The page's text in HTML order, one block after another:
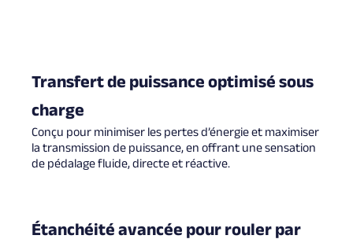
Transfert de puissance optimisé sous
charge
Conçu pour minimiser les pertes d’énergie et maximiser
la transmission de puissance, en offrant une sensation
de pédalage fluide, directe et réactive.
Étanchéité avancée pour rouler par